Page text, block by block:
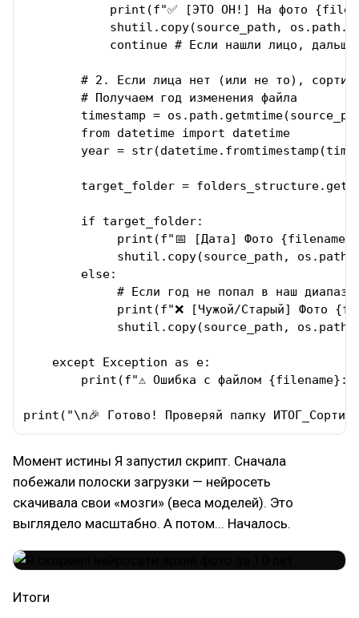
print(f"✅ [ЭТО ОН!] На фото
shutil.copy(source_path,
continue # Если нашли лицо,
# 2. Если лица нет (или не то),
        # Получаем год изменения файла
timestamp =
        from datetime import datetime
year =
target_folder =
        if target_folder:
print(f"📅 [Дата] Фото
shutil.copy(source_path,
        else:
# Если год не попал в наш
print(f"❌ [Чужой/Старый] Фото
shutil.copy(source_path,
    except Exception as e:
print(f"⚠️ Ошибка с файлом {filename}:
print("\n🎉 Готово! Проверяй папку
Момент истины Я запустил скрипт. Сначала
побежали полоски загрузки — нейросеть
скачивала свои «мозги» (веса моделей). Это
выглядело масштабно. А потом... Началось.
Итоги